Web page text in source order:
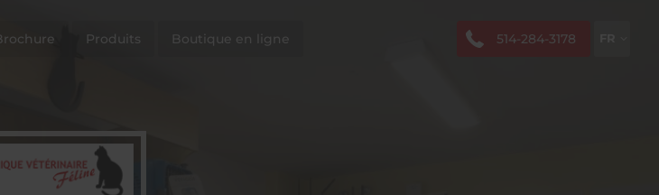
Produits Boutique en ligne 514-284-3178